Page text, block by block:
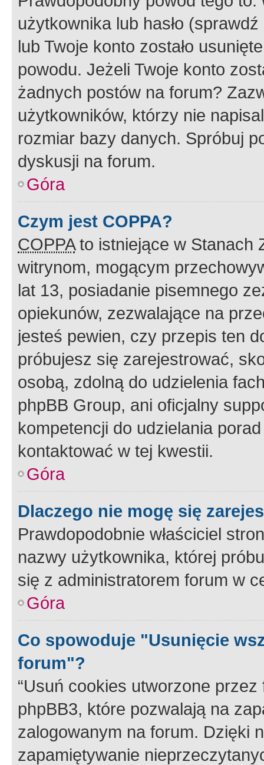
użytkownika lub hasło
lub Twoje konto zostało
powodu. Jeżeli Twoje konto
żadnych postów na forum?
użytkowników, którzy nie
rozmiar bazy danych. Spróbuj
dyskusji na forum.
Góra
Czym jest COPPA?
COPPAto istniejące w Stanach
witrynom, mogącym
lat 13, posiadanie pisemnego
opiekunów, zezwalające na
jesteś pewien, czy przepis ten
próbujesz się zarejestrować,
osobą, zdolną do udzielenia
phpBB Group, ani oficjalny
kompetencji do udzielania
kontaktować w tej kwestii.
Góra
Dlaczego nie mogę się
Prawdopodobnie właściciel
nazwy użytkownika, której
się z administratorem forum w
Góra
Co spowoduje "Usunięcie
forum"?
“Usuń cookies utworzone
phpBB3, które pozwalają na
zalogowanym na forum. Dzięki
zapamiętywanie